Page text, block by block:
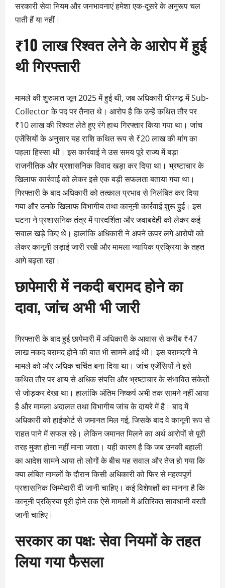
सरकारी सेवा नियम और जनभावनाएं हमेशा एक-दूसरे के अनुरूप चल
पाती हैं या नहीं।
₹10 लाख रिश्वत लेने के आरोप में हुई
थी गिरफ्तारी
मामले की शुरुआत जून 2025 में हुई थी, जब अधिकारी धीरगढ़ में Sub-
Collector के पद पर तैनात थे। आरोप है कि उन्हें कथित तौर पर
₹10 लाख की रिश्वत लेते हुए रंगे हाथ गिरफ्तार किया गया था। जांच
एजेंसियों के अनुसार यह राशि कथित रूप से ₹20 लाख की मांग का
पहला हिस्सा थी। इस कार्रवाई ने उस समय पूरे राज्य में बड़ा
राजनीतिक और प्रशासनिक विवाद खड़ा कर दिया था। भ्रष्टाचार के
खिलाफ कार्रवाई को लेकर इसे एक बड़ी सफलता बताया गया था।
गिरफ्तारी के बाद अधिकारी को तत्काल प्रभाव से निलंबित कर दिया
गया और उनके खिलाफ विभागीय तथा कानूनी कार्रवाई शुरू हुई। इस
घटना ने प्रशासनिक तंत्र में पारदर्शिता और जवाबदेही को लेकर कई
सवाल खड़े किए थे। हालांकि अधिकारी ने अपने ऊपर लगे आरोपों को
लेकर कानूनी लड़ाई जारी रखी और मामला न्यायिक प्रक्रिया के तहत
आगे बढ़ता रहा।
छापेमारी में नकदी बरामद होने का
दावा, जांच अभी भी जारी
गिरफ्तारी के बाद हुई छापेमारी में अधिकारी के आवास से करीब ₹47
लाख नकद बरामद होने की बात भी सामने आई थी। इस बरामदगी ने
मामले को और अधिक चर्चित बना दिया था। जांच एजेंसियों ने इसे
कथित तौर पर आय से अधिक संपत्ति और भ्रष्टाचार के संभावित संकेतों
से जोड़कर देखा था। हालांकि अंतिम निष्कर्ष अभी तक सामने नहीं आया
है और मामला अदालत तथा विभागीय जांच के दायरे में है। बाद में
अधिकारी को हाईकोर्ट से जमानत मिल गई, जिसके बाद वे कानूनी रूप से
राहत पाने में सफल रहे। लेकिन जमानत मिलने का अर्थ आरोपों से पूरी
तरह मुक्त होना नहीं माना जाता। यही कारण है कि जब उनकी बहाली
का आदेश सामने आया तो लोगों के बीच यह सवाल और तेज हो गया कि
क्या लंबित मामलों के दौरान किसी अधिकारी को फिर से महत्वपूर्ण
प्रशासनिक जिम्मेदारी दी जानी चाहिए। कई विशेषज्ञों का मानना है कि
कानूनी प्रक्रिया पूरी होने तक ऐसे मामलों में अतिरिक्त सावधानी बरती
जानी चाहिए।
सरकार का पक्ष: सेवा नियमों के तहत
लिया गया फैसला